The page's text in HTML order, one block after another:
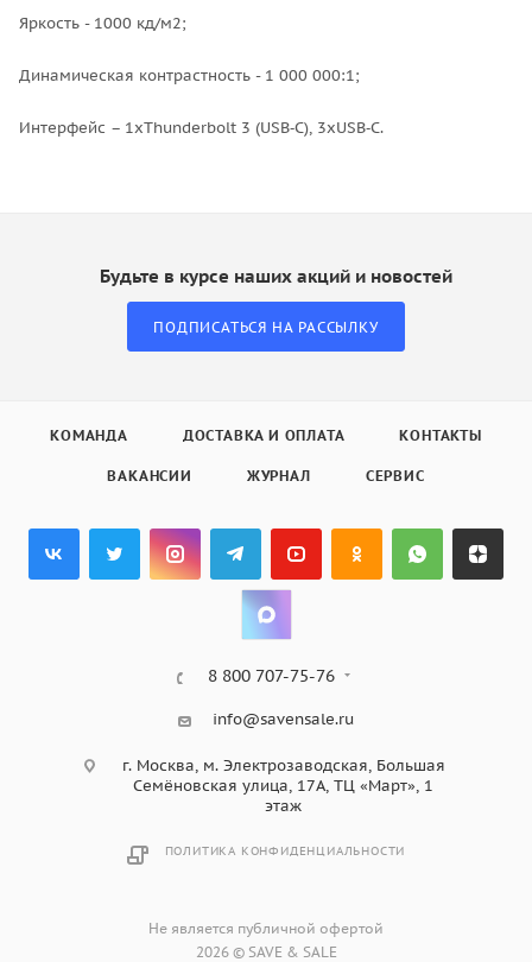
Яркость - 1000 кд/м2;
Динамическая контрастность - 1 000 000:1;
Интерфейс – 1хThunderbolt 3 (USB‑C), 3хUSB‑C.
Будьте в курсе наших акций и новостей
ПОДПИСАТЬСЯ НА РАССЫЛКУ
КОМАНДА ДОСТАВКА И ОПЛАТА КОНТАКТЫ
ВАКАНСИИ ЖУРНАЛ СЕРВИС
8 800 707-75-76
info@savensale.ru
г. Москва, м. Электрозаводская, Большая
Семёновская улица, 17А, ТЦ «Март», 1
этаж
ПОЛИТИКА КОНФИДЕНЦИАЛЬНОСТИ
Не является публичной офертой
2026 © SAVE & SALE